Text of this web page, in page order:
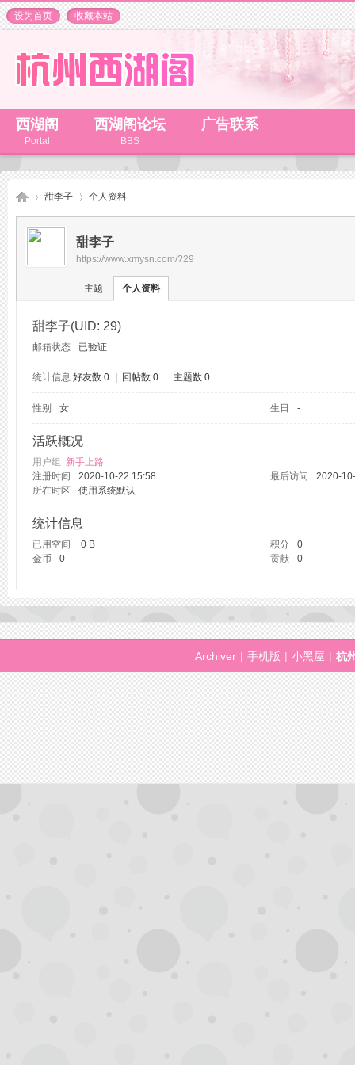
设为首页 收藏本站
西湖阁
Portal
西湖阁论坛
BBS
广告联系
›
甜李子 个人资料
甜李子
https://www.xmysn.com/?29
主题 个人资料
甜李子(UID: 29)
邮箱状态 已验证
统计信息 好友数 0 回帖数 0 主题数 0
性别 女 生日 -
活跃概况
用户组 新手上路
注册时间
2020-10-22 15:58 最后访问
2020-
所在时区
使用系统默认
统计信息
已用空间 0 B 积分
0
金币
0 贡献 0
Archiver | 手机版 | 小黑屋 | 杭